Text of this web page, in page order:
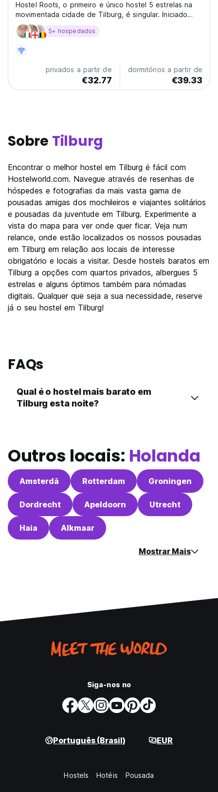
Hostel Roots, o primeiro e único hostel 5 estrelas na
movimentada cidade de Tilburg, é singular. Iniciado
pelo casal local Koen e Marion, que viajaram pelo país
e pelo mundo juntos experienciando vários níveis de
5+ hospedados
privados a partir de
€32.77
dormitórios a partir de
€39.33
Sobre Tilburg
Encontrar o melhor hostel em Tilburg é fácil com
Hostelworld.com. Navegue através de resenhas de
hóspedes e fotografias da mais vasta gama de
pousadas amigas dos mochileiros e viajantes solitários
e pousadas da juventude em Tilburg. Experimente a
vista do mapa para ver onde quer ficar. Veja num
relance, onde estão localizados os nossos pousadas
em Tilburg em relação aos locais de interesse
obrigatório e locais a visitar. Desde hostels baratos em
Tilburg a opções com quartos privados, albergues 5
estrelas e alguns óptimos também para nómadas
digitais. Qualquer que seja a sua necessidade, reserve
já o seu hostel em Tilburg!
FAQs
Qual é o hostel mais barato em
Tilburg esta noite?
Outros locais: Holanda
Amsterdã Rotterdam Groningen
Dordrecht Apeldoorn Utrecht
Haia Alkmaar
Mostrar Mais
Siga-nos no
Português (Brasil) EUR
Hostels Hotéis Pousada